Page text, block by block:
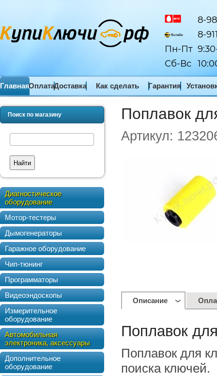
ГлавнаяОплатаДоставка Как сделать Гарантия
8-
8-
Пн-Пт
Сб-Вс
Поиск по магазину
Найти
Диагностическое
оборудование
Мотор-тестеры
Дымогенераторы
Гаражное оборудование
Чип-тюнинг
Программаторы
Видеоэндоскопы
Измерительное
оборудование
Автомобильная
электроника, аксессуары
Дополнительное
оборудование
Поплавок
Артикул:
Описание
Поплавок
Поплавок для
поиска ключей.